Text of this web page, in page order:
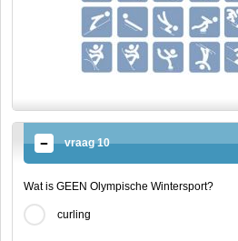
vraag 10
Wat is GEEN Olympische Wintersport?
curling